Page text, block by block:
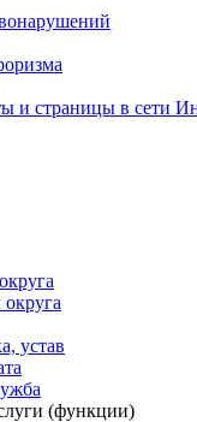
и страницы в сети
устав
(функции)